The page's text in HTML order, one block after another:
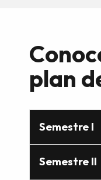
plan
Semestre I
Semestre II